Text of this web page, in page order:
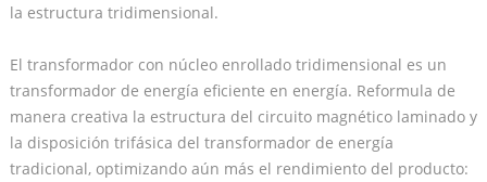
la estructura tridimensional.
El transformador con núcleo enrollado tridimensional es un
transformador de energía eficiente en energía. Reformula de
manera creativa la estructura del circuito magnético laminado y
la disposición trifásica del transformador de energía
tradicional, optimizando aún más el rendimiento del producto: